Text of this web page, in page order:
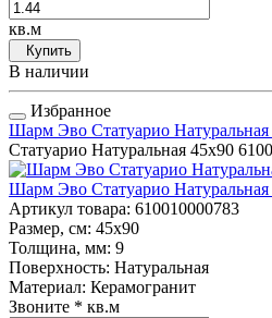
кв.м
Купить
В наличии
Избранное
Шарм Эво Статуарио Натуральная
Статуарио Натуральная 45x90
Шарм Эво Статуарио Натуральная
Артикул товара: 610010000783
Размер, см: 45x90
Толщина, мм: 9
Поверхность: Натуральная
Материал: Керамогранит
Звоните * кв.м